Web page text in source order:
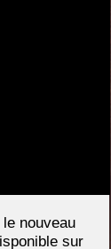
nouveau
sur